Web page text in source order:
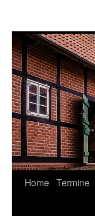
Springe
Home Termine